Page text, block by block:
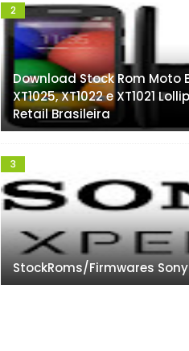
Download Stock Rom Moto E
XT1025, XT1022 e XT1021
Retail Brasileira
StockRoms/Firmwares Sony